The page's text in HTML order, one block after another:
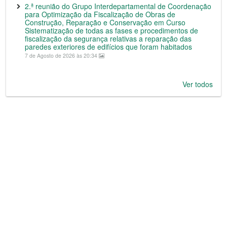
2.ª reunião do Grupo Interdepartamental de Coordenação
para Optimização da Fiscalização de Obras de
Construção, Reparação e Conservação em Curso
Sistematização de todas as fases e procedimentos de
fiscalização da segurança relativas a reparação das
paredes exteriores de edifícios que foram habitados
7 de Agosto de 2026 às 20:34
Ver todos